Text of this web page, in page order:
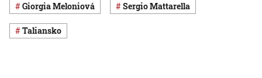
Giorgia Meloniová Sergio Mattarella
Taliansko